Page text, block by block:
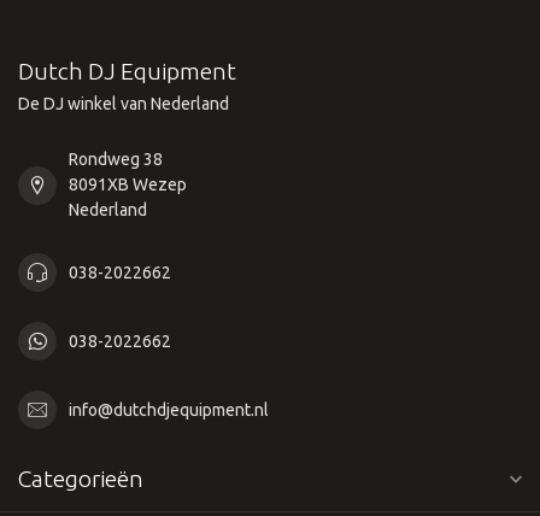
Dutch DJ Equipment
De DJ winkel van Nederland
Rondweg 38
8091XB Wezep
Nederland
038-2022662
038-2022662
info@dutchdjequipment.nl
Categorieën